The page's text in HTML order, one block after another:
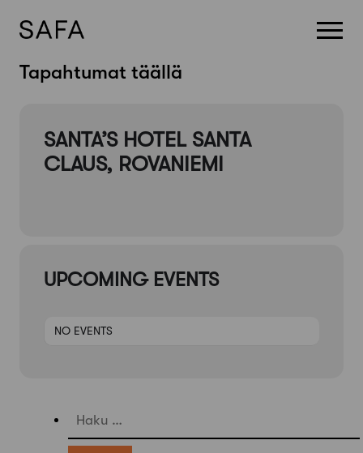
SkipTapahtumat täällä
SANTA’S HOTEL SANTA
CLAUS, ROVANIEMI
UPCOMING EVENTS
NO EVENTS
Haku: